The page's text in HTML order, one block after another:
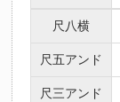
尺八横
尺五アンド
尺三アンド